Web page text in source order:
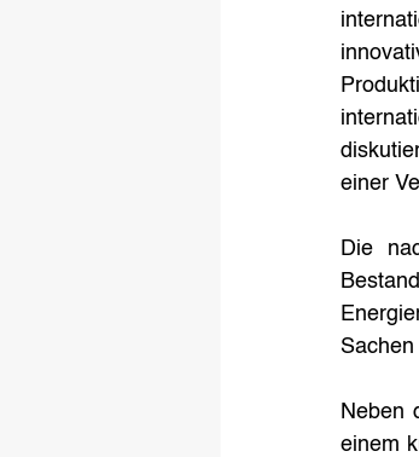
einer
Die
Neben
einem